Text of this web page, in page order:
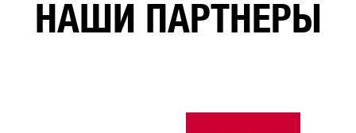
НАШИ ПАРТНЕРЫ